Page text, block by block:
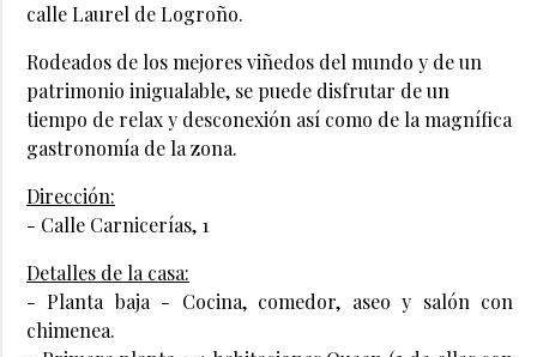
calle Laurel de Logroño.
Rodeados de los mejores viñedos del mundo y de un
patrimonio inigualable, se puede disfrutar de un
tiempo de relax y desconexión así como de la magnífica
gastronomía de la zona.
Dirección:
- Calle Carnicerías, 1
Detalles de la casa:
- Planta baja - Cocina, comedor, aseo y salón con
chimenea.